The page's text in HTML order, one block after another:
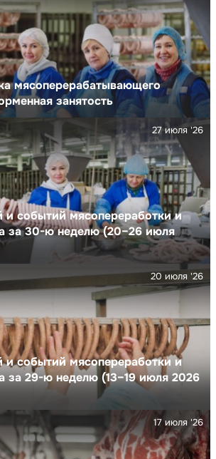
мясоперерабатывающего
занятость
и событий мясопереработки и
за 30-ю неделю (20–26 июля
27 июля '26
и событий мясопереработки и
за 29-ю неделю (13–19 июля 2026
20 июля '26
17 июля '26